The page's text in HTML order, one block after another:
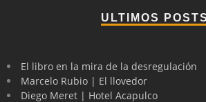
ULTIMOS POSTS
El libro en la mira de la desregulación
Marcelo Rubio | El llovedor
Diego Meret | Hotel Acapulco